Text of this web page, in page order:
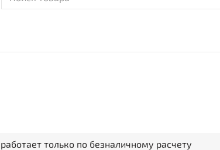
работает только по безналичному расчету